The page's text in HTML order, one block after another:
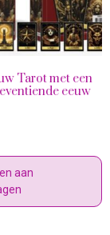
Tarot met een
eeuw
aan